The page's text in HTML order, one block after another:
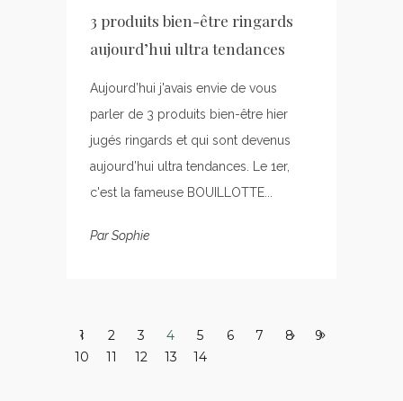
3 produits bien-être ringards
aujourd’hui ultra tendances
Aujourd’hui j'avais envie de vous
parler de 3 produits bien-être hier
jugés ringards et qui sont devenus
aujourd’hui ultra tendances. Le 1er,
c'est la fameuse BOUILLOTTE...
ParSophie
1 2 3 4 5 6 7 8
9
10
11 12 13 14